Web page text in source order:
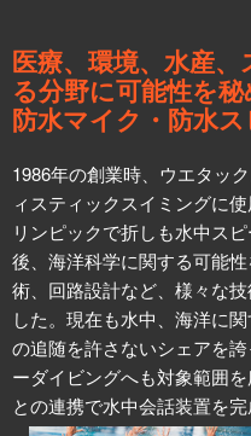
医療、環境、水産
る分野に可能性を秘
防水マイク・防水
1986年の創業時、ウエタッ
ィスティックスイミングに
リンピックで折しも水中ス
後、海洋科学に関する可能
術、回路設計など、様々な
した。現在も水中、海洋に
の追随を許さないシェアを
ーダイビングへも対象範囲
との連携で水中会話装置を完